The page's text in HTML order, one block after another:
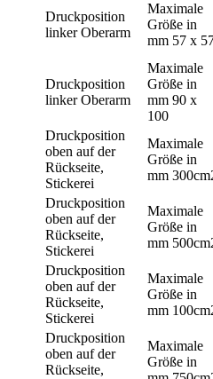
Druckposition
linker Oberarm
Maximale
Größe in
mm 57 x
Druckposition
linker Oberarm
Maximale
Größe in
mm 90 x
100
Druckposition
oben auf der
Rückseite,
Stickerei
Maximale
Größe in
mm
Druckposition
oben auf der
Rückseite,
Stickerei
Maximale
Größe in
mm
Druckposition
oben auf der
Rückseite,
Stickerei
Maximale
Größe in
mm
Druckposition
oben auf der
Rückseite,
Maximale
Größe in